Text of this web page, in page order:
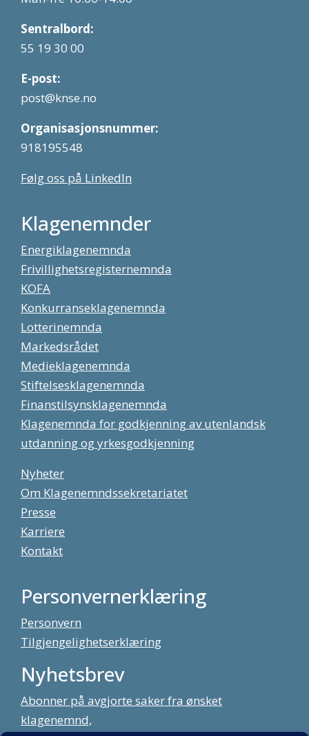
Sentralbord:
55 19 30 00
E-post:
post@knse.no
Organisasjonsnummer:
918195548
Følg oss på LinkedIn
Klagenemnder
Energiklagenemnda
Frivillighetsregisternemnda
KOFA
Konkurranseklagenemnda
Lotterinemnda
Markedsrådet
Medieklagenemnda
Stiftelsesklagenemnda
Finanstilsynsklagenemnda
Klagenemnda for godkjenning av utenlandsk
utdanning og yrkesgodkjenning
Nyheter
Om Klagenemndssekretariatet
Presse
Karriere
Kontakt
Personvernerklæring
Personvern
Tilgjengelighetserklæring
Nyhetsbrev
Abonner på avgjorte saker fra ønsket
klagenemnd,